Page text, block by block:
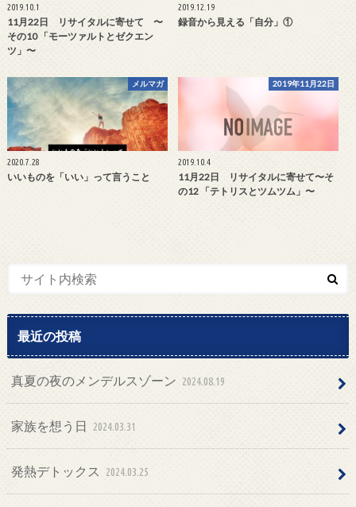
2019.10.1
11月22日 リサイタルに寄せて 〜
その10 「モーツァルトとゼクエン
ツ」〜
2019.12.19
録音から見える「自分」①
メルマガ
2020.7.28
いいものを「いい」って言うこと
2019年11月22日
2019.10.4
11月22日 リサイタルに寄せて〜そ
の12 「テトリスとツムツム」〜
最近の投稿
真夏の夜のメンデルスゾーン 2024.08.19
家族を想う日 2024.03.31
発熱デトックス 2024.03.25